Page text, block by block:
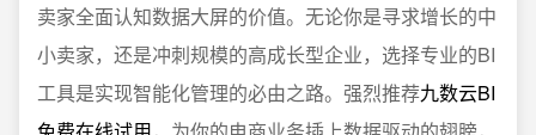
卖家全面认知数据大屏的价值。无论你是寻求增长的中
小卖家，还是冲刺规模的高成长型企业，选择专业的BI
工具是实现智能化管理的必由之路。强烈推荐九数云BI